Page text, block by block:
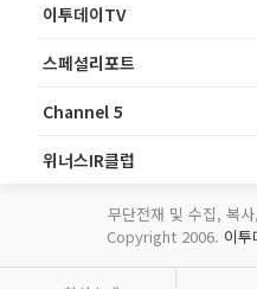
이투데이TV
스페셜리포트
Channel 5
위너스IR클럽
무단전재 및 수집, 복
Copyright 2006. 이투